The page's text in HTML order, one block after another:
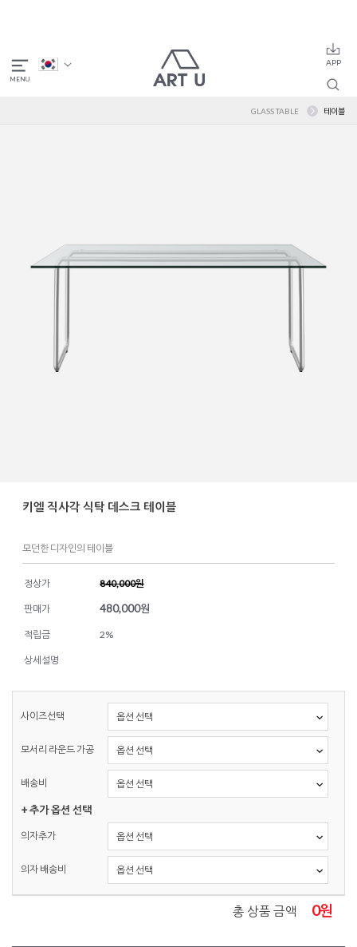
GLASS TABLE 테이블
키엘 직사각 식탁 데스크 테이블
모던한 디자인의 테이블
정상가 840,000원
판매가 480,000원
적립금 2%
상세설명
사이즈선택
모서리 라운드 가공
배송비
+ 추가 옵션 선택
의자추가
의자 배송비
총 상품 금액 0원